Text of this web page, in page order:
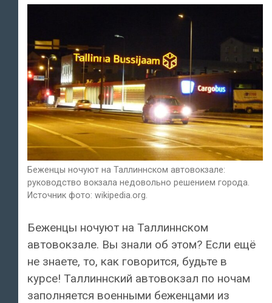
Беженцы ночуют на Таллиннском автовокзале:
руководство вокзала недовольно решением города.
Источник фото: wikipedia.org.
Беженцы ночуют на Таллиннском
автовокзале. Вы знали об этом? Если ещё
не знаете, то, как говорится, будьте в
курсе! Таллиннский автовокзал по ночам
заполняется военными беженцами из